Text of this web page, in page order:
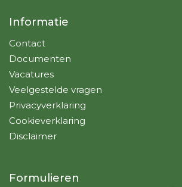
Informatie
Contact
Documenten
Vacatures
Veelgestelde vragen
Privacyverklaring
Cookieverklaring
Disclaimer
Formulieren